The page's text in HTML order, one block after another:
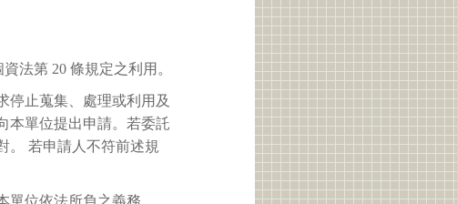
法第 20 條規定之利用。
停止蒐集、處理或利用及
本單位提出申請。若委託
。 若申請人不符前述規
位依法所負之義務。